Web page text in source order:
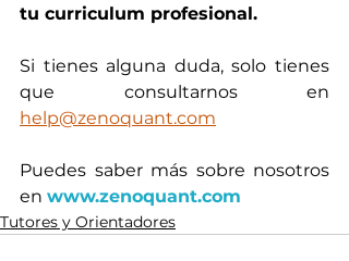
tu curriculum profesional.
Si tienes alguna duda, solo tienes
help@zenoquant.com
Puedes saber más sobre nosotros
en www.zenoquant.com
Tutores y Orientadores